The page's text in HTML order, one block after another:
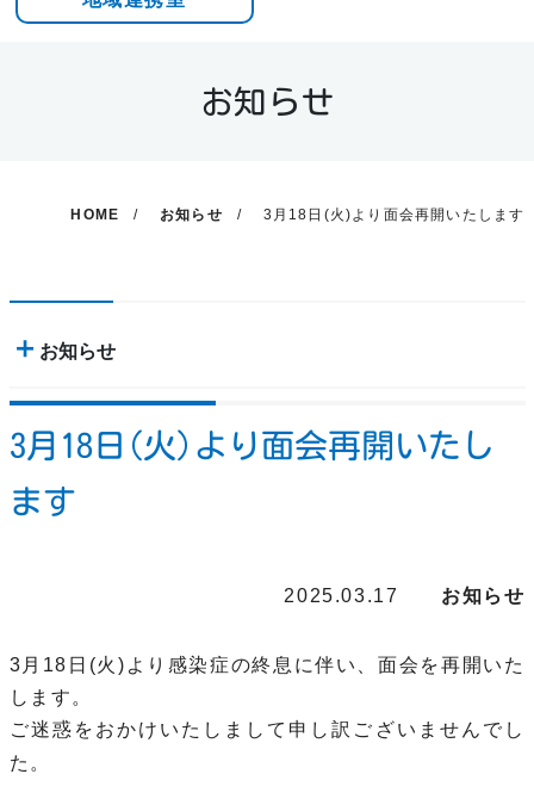
お知らせ
HOME お知らせ 3月18日(火)より面会再開いたします
お知らせ
3月18日(火)より面会再開いたし
ます
2025.03.17 お知らせ
3月18日(火)より感染症の終息に伴い、面会を再開いた
します。
ご迷惑をおかけいたしまして申し訳ございませんでし
た。